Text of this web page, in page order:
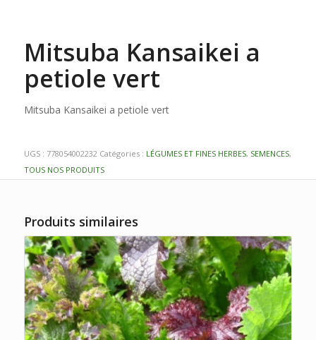
Mitsuba Kansaikei a
petiole vert
Mitsuba Kansaikei a petiole vert
UGS : 778054002232 Catégories : LÉGUMES ET FINES HERBES, SEMENCES,
TOUS NOS PRODUITS
Produits similaires